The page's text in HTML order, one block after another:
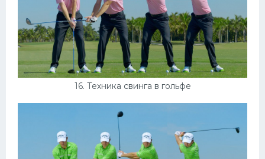
16. Техника свинга в гольфе